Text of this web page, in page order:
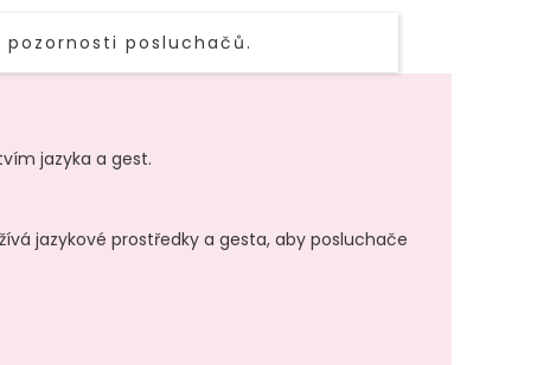
posluchačů.
jazyka a gest.
jazykové prostředky a gesta, aby posluchače